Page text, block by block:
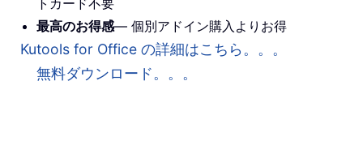
最高のお得感— 個別アドイン購入よりお得
Kutools for Office の詳細はこちら。。。
無料ダウンロード。。。